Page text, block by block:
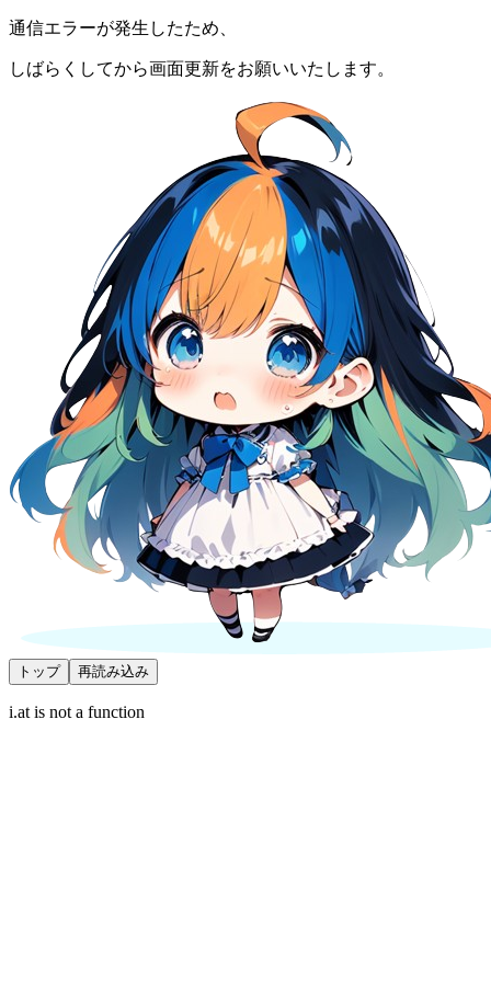
通信エラーが発生したため、
しばらくしてから画面更新をお願いいたします。
トップ 再読み込み
i.at is not a function